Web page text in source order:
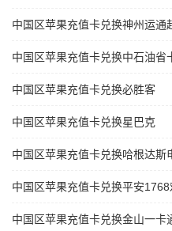
中国区苹果充值卡兑换神州运通
中国区苹果充值卡兑换中石油省
中国区苹果充值卡兑换必胜客
中国区苹果充值卡兑换星巴克
中国区苹果充值卡兑换哈根达斯
中国区苹果充值卡兑换平安1768
中国区苹果充值卡兑换金山一卡